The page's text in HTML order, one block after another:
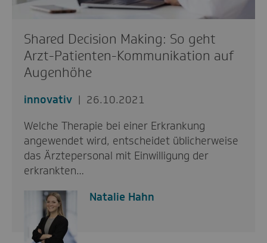
Shared Decision Making: So geht
Arzt-Patienten-Kommunikation auf
Augenhöhe
innovativ
26.10.2021
Welche Therapie bei einer Erkrankung
angewendet wird, entscheidet üblicherweise
das Ärztepersonal mit Einwilligung der
erkrankten…
Natalie Hahn